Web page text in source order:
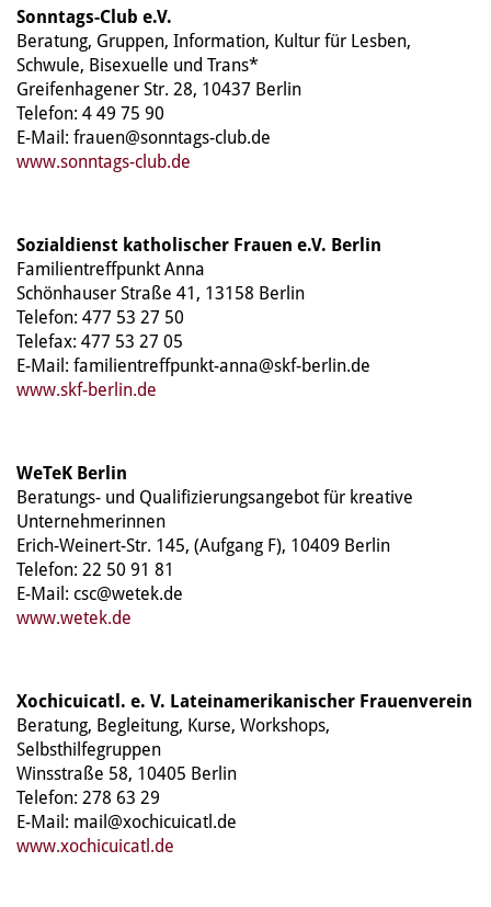
Sonntags-Club e.V.
Beratung, Gruppen, Information, Kultur für Lesben,
Schwule, Bisexuelle und Trans*
Greifenhagener Str. 28, 10437 Berlin
Telefon: 4 49 75 90
E-Mail: frauen@sonntags-club.de
www.sonntags-club.de
Sozialdienst katholischer Frauen e.V. Berlin
Familientreffpunkt Anna
Schönhauser Straße 41, 13158 Berlin
Telefon: 477 53 27 50
Telefax: 477 53 27 05
E-Mail: familientreffpunkt-anna@skf-berlin.de
www.skf-berlin.de
WeTeK Berlin
Beratungs- und Qualifizierungsangebot für kreative
Unternehmerinnen
Erich-Weinert-Str. 145, (Aufgang F), 10409 Berlin
Telefon: 22 50 91 81
E-Mail: csc@wetek.de
www.wetek.de
Xochicuicatl. e. V. Lateinamerikanischer Frauenverein
Beratung, Begleitung, Kurse, Workshops,
Selbsthilfegruppen
Winsstraße 58, 10405 Berlin
Telefon: 278 63 29
E-Mail: mail@xochicuicatl.de
www.xochicuicatl.de